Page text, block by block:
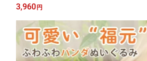
わ 本物そっくり かわいい 大きい 添寝枕 添
ト おもちゃ 置物 出産祝い ギフト 誕生日 退
3,960 円